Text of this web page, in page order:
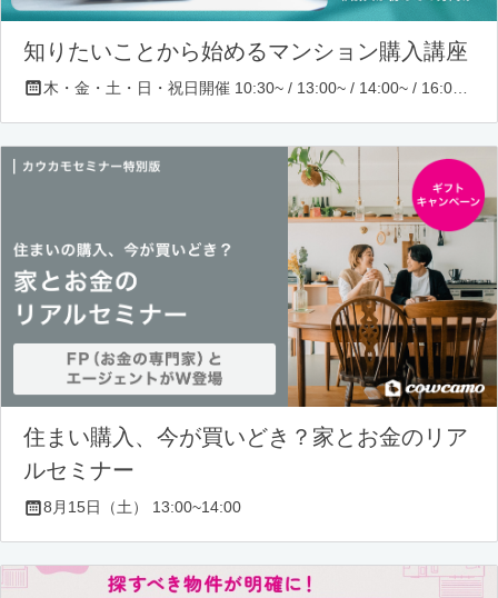
知りたいことから始めるマンション購入講座
住まい購入、今が買いどき？家とお金のリア
ルセミナー
8月15日（土） 13:00~14:00